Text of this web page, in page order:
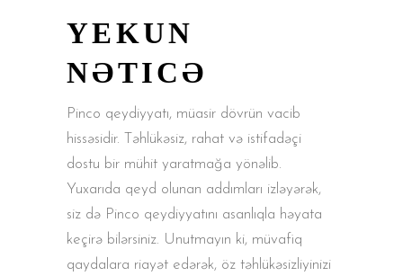
YEKUN
NƏTICƏ
Pinco qeydiyyatı, müasir dövrün vacib
hissəsidir. Təhlükəsiz, rahat və istifadəçi
dostu bir mühit yaratmağa yönəlib.
Yuxarıda qeyd olunan addımları izləyərək,
siz də Pinco qeydiyyatını asanlıqla həyata
keçirə bilərsiniz. Unutmayın ki, müvafiq
qaydalara riayət edərək, öz təhlükəsizliyinizi